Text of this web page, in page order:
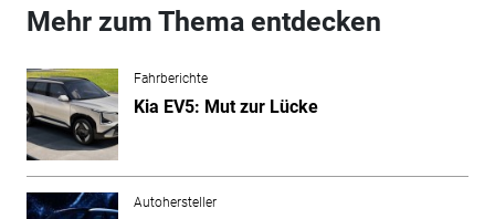
Mehr zum Thema entdecken
Fahrberichte
Kia EV5: Mut zur Lücke
Autohersteller